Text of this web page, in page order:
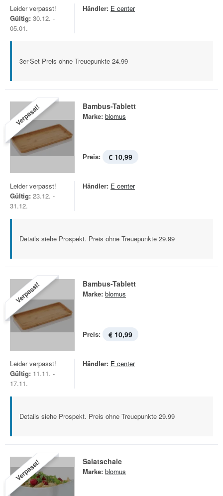
Leider verpasst!
Gültig: 30.12. -
05.01.
Händler: E center
3er-Set Preis ohne Treuepunkte 24.99
Verpasst! Bambus-Tablett
Marke: blomus
Preis: € 10,99
Leider verpasst!
Gültig: 23.12. -
31.12.
Händler: E center
Details siehe Prospekt. Preis ohne Treuepunkte 29.99
Verpasst! Bambus-Tablett
Marke: blomus
Preis: € 10,99
Leider verpasst!
Gültig: 11.11. -
17.11.
Händler: E center
Details siehe Prospekt. Preis ohne Treuepunkte 29.99
Verpasst! Salatschale
Marke: blomus